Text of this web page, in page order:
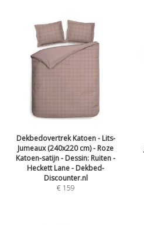
Dekbedovertrek Katoen - Lits-
Jumeaux (240x220 cm) - Roze
Katoen-satijn - Dessin: Ruiten -
Heckett Lane - Dekbed-
Discounter.nl
€ 159